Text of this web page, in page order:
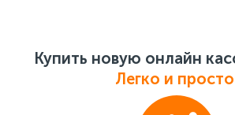
Купить новую онлайн
Легко и